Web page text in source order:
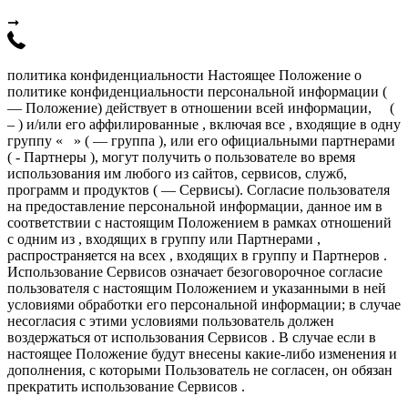
➞
политика конфиденциальности Настоящее Положение о
политике конфиденциальности персональной информации (
— Положение) действует в отношении всей информации, (
– ) и/или его аффилированные , включая все , входящие в одну
группу « » ( — группа ), или его официальными партнерами
( - Партнеры ), могут получить о пользователе во время
использования им любого из сайтов, сервисов, служб,
программ и продуктов ( — Сервисы). Согласие пользователя
на предоставление персональной информации, данное им в
соответствии с настоящим Положением в рамках отношений
с одним из , входящих в группу или Партнерами ,
распространяется на всех , входящих в группу и Партнеров .
Использование Сервисов означает безоговорочное согласие
пользователя с настоящим Положением и указанными в ней
условиями обработки его персональной информации; в случае
несогласия с этими условиями пользователь должен
воздержаться от использования Сервисов . В случае если в
настоящее Положение будут внесены какие-либо изменения и
дополнения, с которыми Пользователь не согласен, он обязан
прекратить использование Сервисов .